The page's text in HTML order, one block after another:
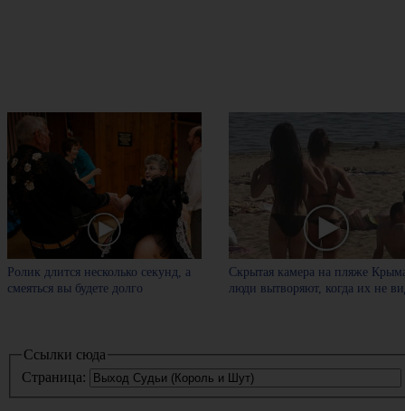
Ролик длится несколько секунд, а
смеяться вы будете долго
Скрытая камера на пляже
люди вытворяют, когда их не
Ссылки сюда
Страница: